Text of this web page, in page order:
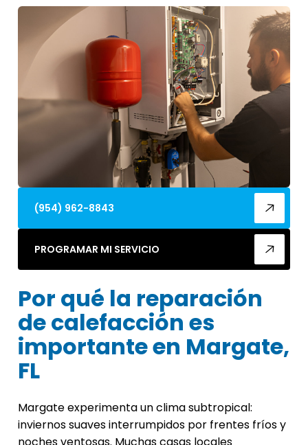
(954) 962-8843
PROGRAMAR MI SERVICIO
Por qué la reparación
de calefacción es
importante en Margate,
FL
Margate experimenta un clima subtropical:
inviernos suaves interrumpidos por frentes fríos y